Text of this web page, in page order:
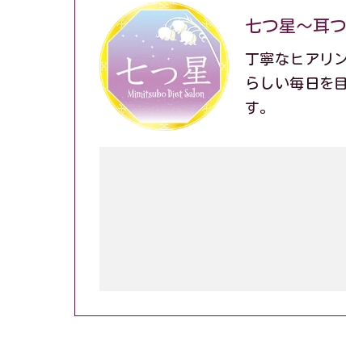
七つ星～耳
丁寧なヒアリ
らしい毎日を
す。